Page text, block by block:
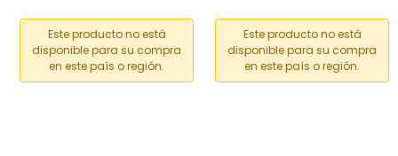
Este producto no está
disponible para su compra
en este país o región.
Este producto no está
disponible para su compra
en este país o región.